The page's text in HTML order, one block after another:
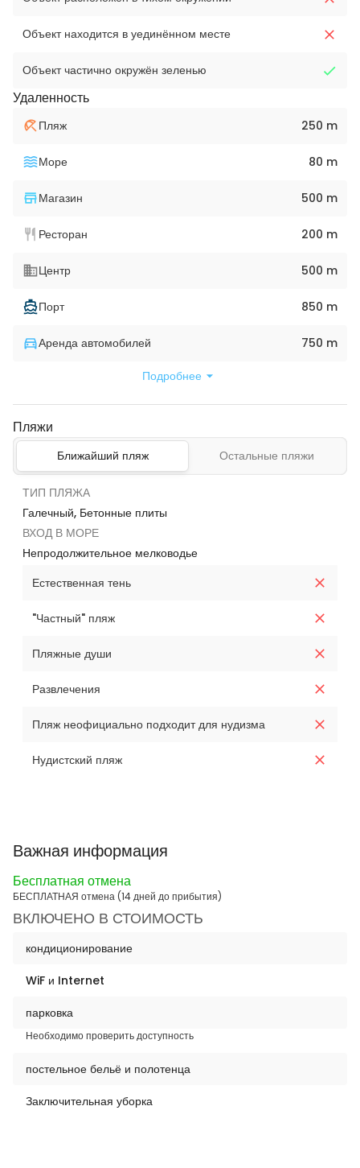
Объект находится в уединённом месте
Объект частично окружён зеленью
Удаленность
Пляж 250 m
Море 80 m
Магазин 500 m
Ресторан 200 m
Центр 500 m
Порт 850 m
Аренда автомобилей 750 m
Подробнее
Пляжи
Ближайший пляж Остальные пляжи
ТИП ПЛЯЖА
Галечный, Бетонные плиты
ВХОД В МОРЕ
Непродолжительное мелководье
Естественная тень
"Частный" пляж
Пляжные души
Развлечения
Пляж неофициально подходит для нудизма
Нудистский пляж
Важная информация
Бесплатная отмена
БЕСПЛАТНАЯ отмена (14 дней до прибытия)
ВКЛЮЧЕНО В СТОИМОСТЬ
кондиционирование
WiF и Internet
парковка
Необходимо проверить доступность
постельное бельё и полотенца
Заключительная уборка